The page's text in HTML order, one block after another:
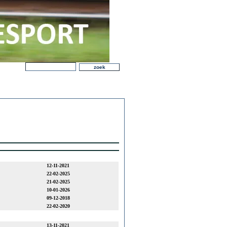
12-11-2021
22-02-2025
21-02-2025
10-01-2026
09-12-2018
22-02-2020
13-11-2021